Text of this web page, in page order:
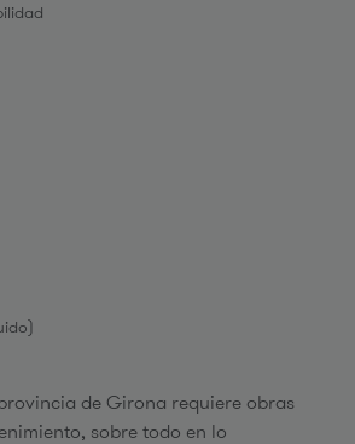
de Girona requiere obras
sobre todo en lo